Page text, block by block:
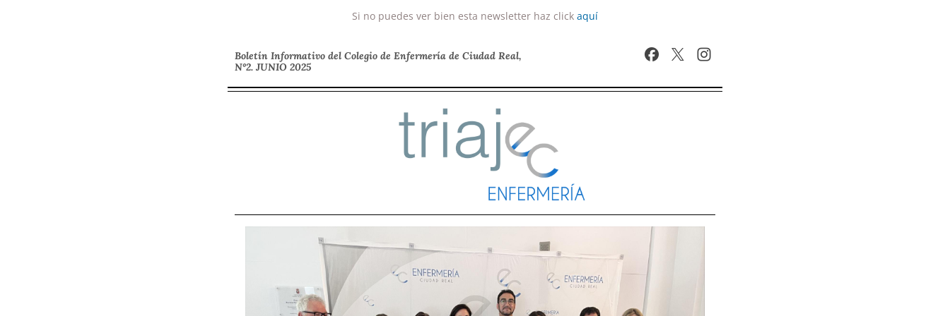
Si no puedes ver bien esta newsletter haz click aquí
Boletín Informativo del Colegio de Enfermería de Ciudad Real,
Nº2. JUNIO 2025